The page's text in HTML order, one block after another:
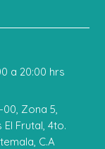
a 20:00 hrs
Zona 5,
Frutal, 4to.
C.A